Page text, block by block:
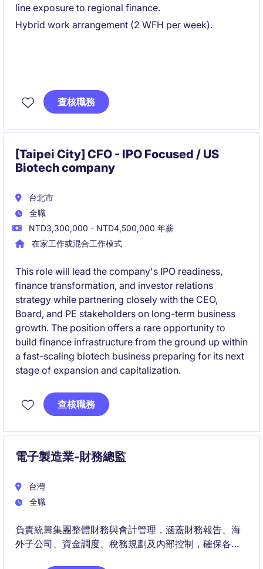
line exposure to regional finance.
Hybrid work arrangement (2 WFH per week).
查核職務
[Taipei City] CFO - IPO Focused / US
Biotech company
台北市
全職
NTD3,300,000 - NTD4,500,000 年薪
在家工作或混合工作模式
This role will lead the company's IPO readiness,
finance transformation, and investor relations
strategy while partnering closely with the CEO,
Board, and PE stakeholders on long-term business
growth. The position offers a rare opportunity to
build finance infrastructure from the ground up within
a fast-scaling biotech business preparing for its next
stage of expansion and capitalization.
查核職務
電子製造業-財務總監
台灣
全職
負責統籌集團整體財務與會計管理，涵蓋財務報告、海
外子公司、資金調度、稅務規劃及內部控制，確保各項